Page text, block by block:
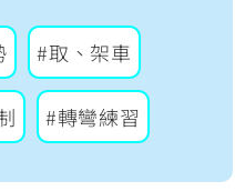
#取、架車
#轉彎練習